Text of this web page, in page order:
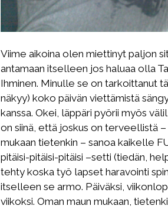
Viime aikoina olen miettinyt paljon
antamaan itselleen jos haluaa olla
Ihminen. Minulle se on tarkoittanut
näkyy) koko päivän viettämistä
kanssa. Okei, läppäri pyörii myös
on siinä, että joskus on terveellistä
mukaan tietenkin – sanoa kaikelle
pitäisi-pitäisi-pitäisi –setti (tiedän,
tehty koska työ lapset haravointi
itselleen se armo. Päiväksi,
viikoksi. Oman maun mukaan,